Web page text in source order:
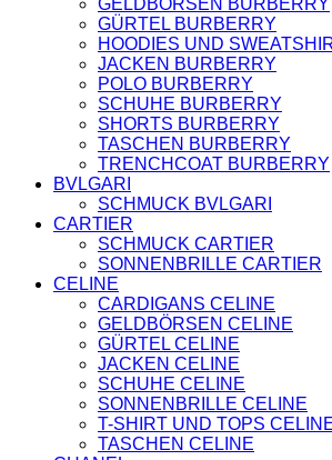
GÜRTEL
JACKEN
LOAFERS
STIEFEL
SANDALEN
FENDI
TASCHEN
SCHUHE
GELDBÖRSEN
KOPFBEDCKUNGEN
T-SHIRT UND
TOPS
HOODIES UND
SWEATSHIRTS
VALENTINO
TASCHEN
SCHUHE
GELDBÖRSEN
GÜRTEL
MCM
GELDBÖRSEN BURBERRY
GÜRTEL BURBERRY
HOODIES UND
JACKEN BURBERRY
POLO BURBERRY
SCHUHE BURBERRY
SHORTS BURBERRY
TASCHEN BURBERRY
TRENCHCOAT BURBERRY
BVLGARI
SCHMUCK BVLGARI
CARTIER
SCHMUCK CARTIER
SONNENBRILLE CARTIER
CELINE
CARDIGANS CELINE
GELDBÖRSEN CELINE
GÜRTEL CELINE
JACKEN CELINE
SCHUHE CELINE
SONNENBRILLE CELINE
T-SHIRT UND TOPS
TASCHEN CELINE